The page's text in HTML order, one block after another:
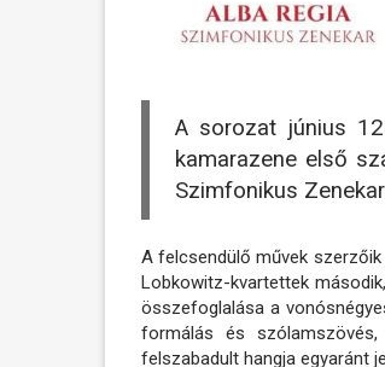
A sorozat június
kamarazene első
Szimfonikus
A felcsendülő művek
Lobkowitz-kvartettek
összefoglalása a
formálás és
felszabadult hangja egyaránt